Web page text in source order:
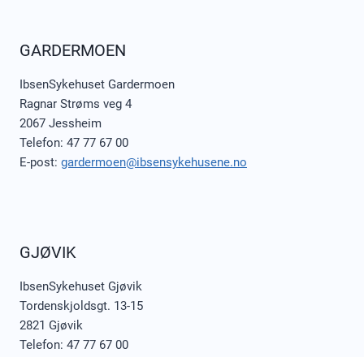
GARDERMOEN
IbsenSykehuset Gardermoen
Ragnar Strøms veg 4
2067 Jessheim
Telefon: 47 77 67 00
E-post: gardermoen@ibsensykehusene.no
GJØVIK
IbsenSykehuset Gjøvik
Tordenskjoldsgt. 13-15
2821 Gjøvik
Telefon: 47 77 67 00